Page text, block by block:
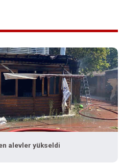
alevler yükseldi